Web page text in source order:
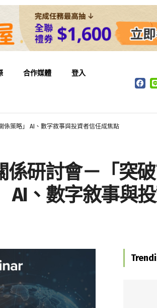
合作媒體 登入
策略」 AI、數字敘事與投資者信任成焦點
研討會－「突
AI、數字敘事與